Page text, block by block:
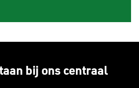
bij ons centraal